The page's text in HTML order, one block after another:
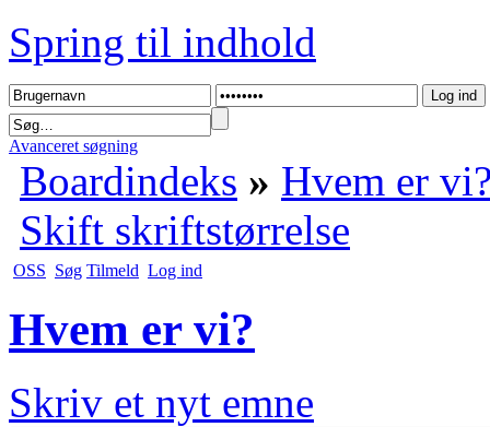
Spring til indhold
Avanceret søgning
Boardindeks » Hvem er
Skift skriftstørrelse
OSS Søg Tilmeld Log ind
Hvem er vi?
Skriv et nyt emne